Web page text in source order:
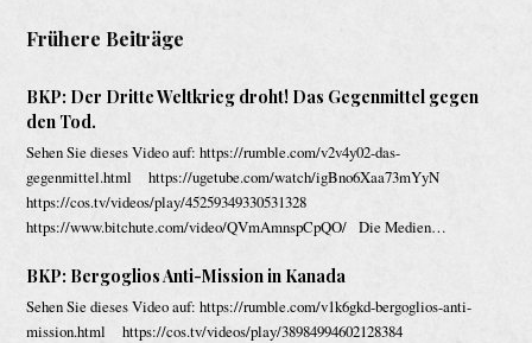
Frühere Beiträge
BKP: Der Dritte Weltkrieg droht! Das Gegenmittel gegen
den Tod.
Sehen Sie dieses Video auf: https://rumble.com/v2v4y02-das-
gegenmittel.html https://ugetube.com/watch/igBno6Xaa73mYyN
https://cos.tv/videos/play/45259349330531328
https://www.bitchute.com/video/QVmAmnspCpQO/ Die Medien…
BKP: Bergoglios Anti-Mission in Kanada
Sehen Sie dieses Video auf: https://rumble.com/v1k6gkd-bergoglios-anti-
mission.html https://cos.tv/videos/play/38984994602128384